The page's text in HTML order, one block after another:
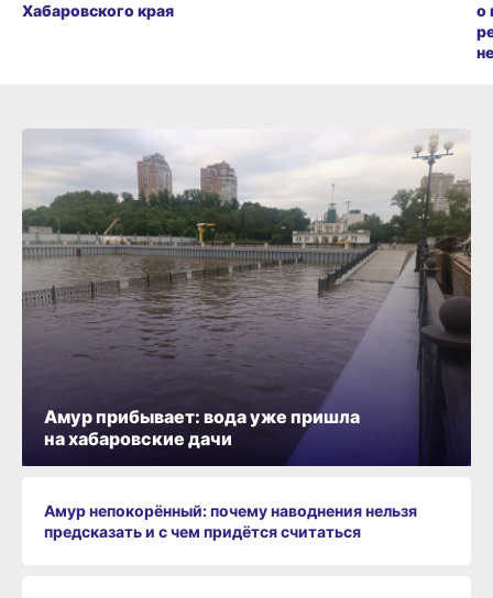
Хабаровского края
о
Амур прибывает: вода уже пришла
на хабаровские дачи
Амур непокорённый: почему наводнения нельзя
предсказать и с чем придётся считаться